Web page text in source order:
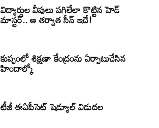
విద్యార్ధుల వీపులు పగిలేలా కొట్టిన హెడ్
మాస్టర్.. ఆ తర్వాత సీన్‌ ఇదే!
కుప్పంలో శిక్షణా కేంద్రంను ఏర్పాటుచేసిన
హిందాల్కో
టీజీ ఈఏపీసెట్‌ షెడ్యూల్‌ విడుదల